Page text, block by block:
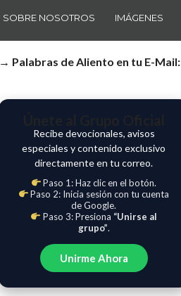
SOBRE NOSOTROS IMÁGENES
→ Palabras de Aliento en tu E-Mail:
Recibe devocionales, avisos
especiales y contenido exclusivo
directamente en tu correo.
Paso 1: Haz clic en el botón.
Paso 2: Inicia sesión con tu cuenta
de Google.
Paso 3: Presiona “Unirse al
grupo”.
Unirme Ahora